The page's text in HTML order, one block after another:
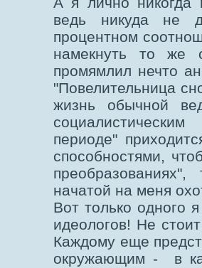
ведь никуда не
процентном
намекнуть то же
промямлил нечто
"Повелительница
жизнь обычной
периоде"
способностями,
начатой на меня
Вот только одного
идеологов! Не
Каждому еще
окружающим - в